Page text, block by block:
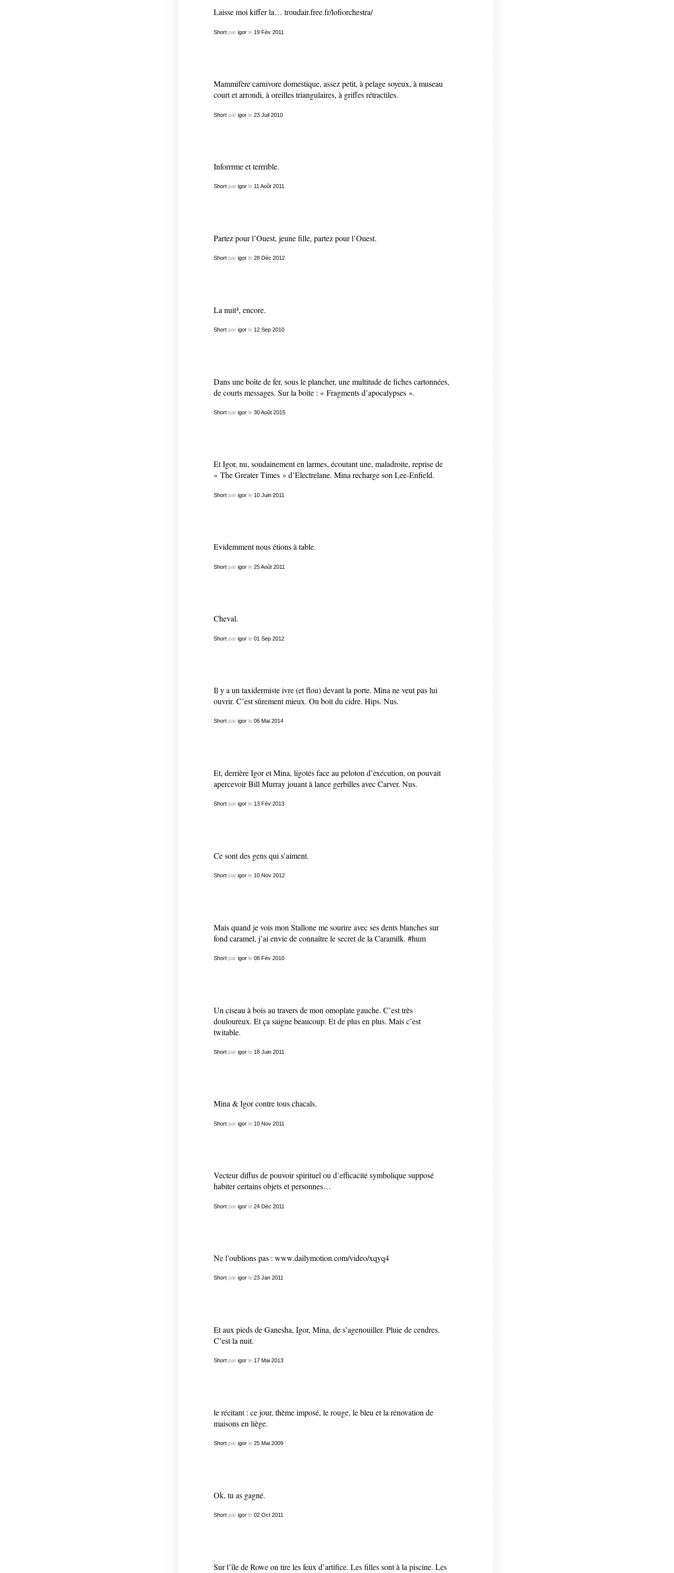
Laisse moi kiffer la… troudair.free.fr/lofiorchestra/
Shortpar igorle 19 Fév 2011
Mammifère carnivore domestique, assez petit, à pelage soyeux, à museau
court et arrondi, à oreilles triangulaires, à griffes rétractiles.
Shortpar igorle 23 Juil 2010
Inforrrme et terrrible.
Shortpar igorle 11 Août 2011
Partez pour l’Ouest, jeune fille, partez pour l’Ouest.
Shortpar igorle 28 Déc 2012
La nuit³, encore.
Shortpar igorle 12 Sep 2010
Dans une boîte de fer, sous le plancher, une multitude de fiches cartonnées,
de courts messages. Sur la boîte : « Fragments d’apocalypses ».
Shortpar igorle 30 Août 2015
Et Igor, nu, soudainement en larmes, écoutant une, maladroite, reprise de
« The Greater Times » d’Electrelane. Mina recharge son Lee-Enfield.
Shortpar igorle 10 Juin 2011
Evidemment nous étions à table.
Shortpar igorle 25 Août 2011
Cheval.
Shortpar igorle 01 Sep 2012
Il y a un taxidermiste ivre (et flou) devant la porte. Mina ne veut pas lui
ouvrir. C’est sûrement mieux. On boit du cidre. Hips. Nus.
Shortpar igorle 06 Mai 2014
Et, derrière Igor et Mina, ligotés face au peloton d’exécution, on pouvait
apercevoir Bill Murray jouant à lance gerbilles avec Carver. Nus.
Shortpar igorle 13 Fév 2013
Ce sont des gens qui s’aiment.
Shortpar igorle 10 Nov 2012
Mais quand je vois mon Stallone me sourire avec ses dents blanches sur
fond caramel, j’ai envie de connaître le secret de la Caramilk. #hum
Shortpar igorle 08 Fév 2010
Un ciseau à bois au travers de mon omoplate gauche. C’est très
douloureux. Et ça saigne beaucoup. Et de plus en plus. Mais c’est
twitable.
Shortpar igorle 18 Juin 2011
Mina & Igor contre tous chacals.
Shortpar igorle 10 Nov 2011
Vecteur diffus de pouvoir spirituel ou d’efficacité symbolique supposé
habiter certains objets et personnes…
Shortpar igorle 24 Déc 2011
Ne l’oublions pas : www.dailymotion.com/video/xqyq4
Shortpar igorle 23 Jan 2011
Et aux pieds de Ganesha, Igor, Mina, de s’agenouiller. Pluie de cendres.
C’est la nuit.
Shortpar igorle 17 Mai 2013
le récitant : ce jour, thème imposé, le rouge, le bleu et la rénovation de
maisons en liège.
Shortpar igorle 25 Mai 2009
Ok, tu as gagné.
Shortpar igorle 02 Oct 2011
Sur l’île de Rowe on tire les feux d’artifice. Les filles sont à la piscine. Les